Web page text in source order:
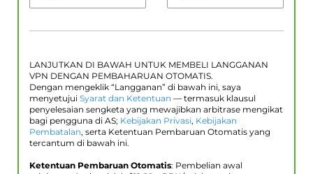
LANJUTKAN DI BAWAH UNTUK MEMBELI LANGGANAN
VPN DENGAN PEMBAHARUAN OTOMATIS.
Dengan mengeklik “Langganan” di bawah ini, saya
menyetujui Syarat dan Ketentuan — termasuk klausul
penyelesaian sengketa yang mewajibkan arbitrase mengikat
bagi pengguna di AS; Kebijakan Privasi, Kebijakan
Pembatalan, serta Ketentuan Pembaruan Otomatis yang
tercantum di bawah ini.
Ketentuan Pembaruan Otomatis: Pembelian awal